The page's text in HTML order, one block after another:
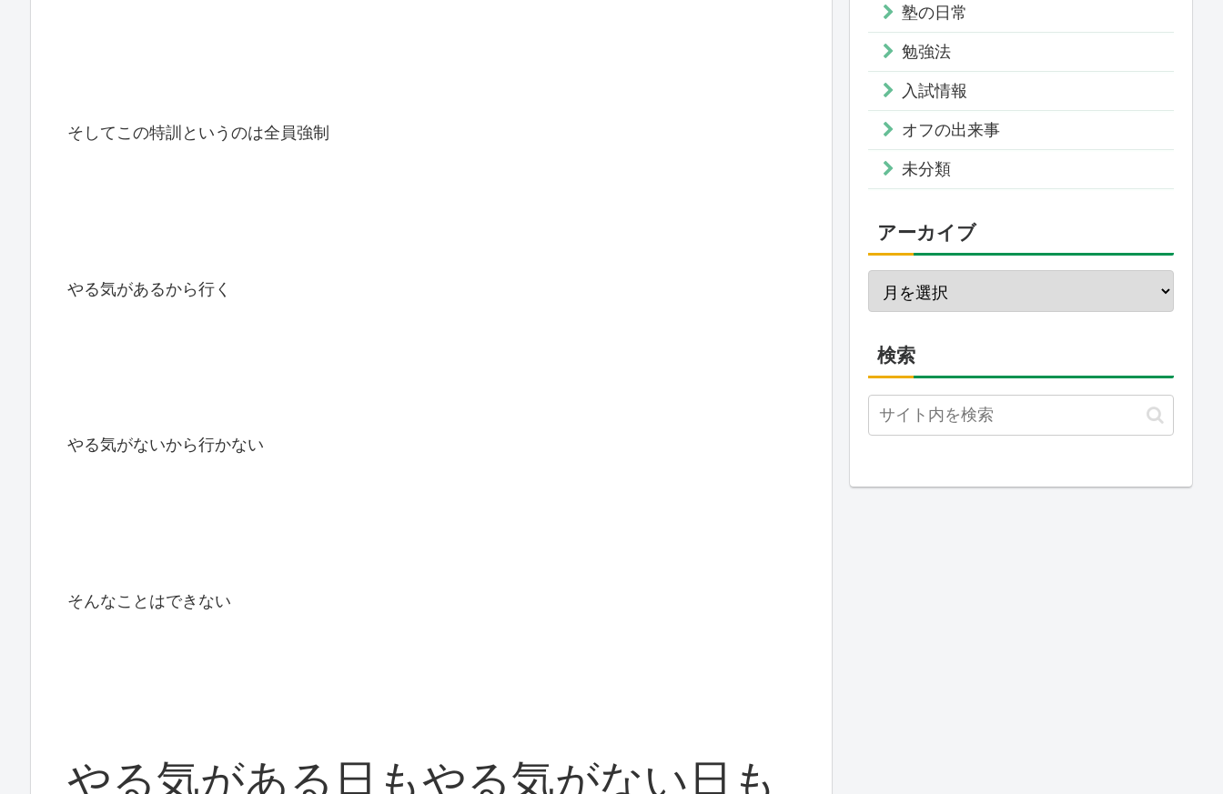
そしてこの特訓というのは全員強制
やる気があるから行く
やる気がないから行かない
そんなことはできない
やる気がある日もやる気がない日も
塾の日常
勉強法
入試情報
オフの出来事
未分類
アーカイブ
検索